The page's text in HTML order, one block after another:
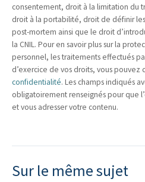
consentement, droit à la limitation du
droit à la portabilité, droit de définir
post-mortem ainsi que le droit
la CNIL. Pour en savoir plus sur la
personnel, les traitements effectués
d’exercice de vos droits, vous pouvez
confidentialité. Les champs indiqués
obligatoirement renseignés pour que
et vous adresser votre contenu.
Sur le même sujet